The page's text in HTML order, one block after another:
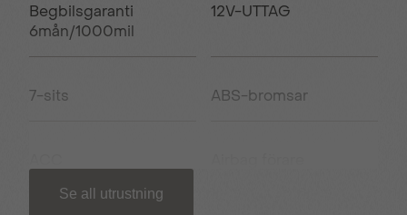
Begbilsgaranti
6mån/1000mil
12V-UTTAG
7-sits ABS-bromsar
Se all utrustning